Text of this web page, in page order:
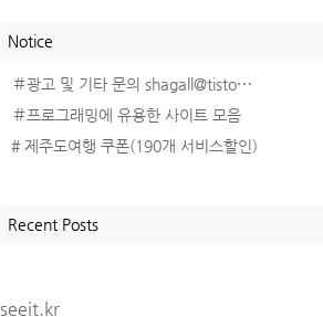
Notice
＃광고 및 기타 문의 shagall@tisto⋯
＃프로그래밍에 유용한 사이트 모음
# 제주도여행 쿠폰(190개 서비스할인)
Recent Posts
seeit.kr